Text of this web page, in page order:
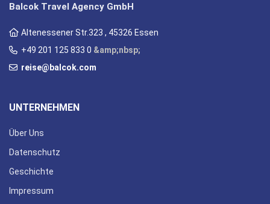
Balcok Travel Agency GmbH
Altenessener Str.323 , 45326 Essen
+49 201 125 833 0 &amp;nbsp;
reise@balcok.com
UNTERNEHMEN
Über Uns
Datenschutz
Geschichte
Impressum